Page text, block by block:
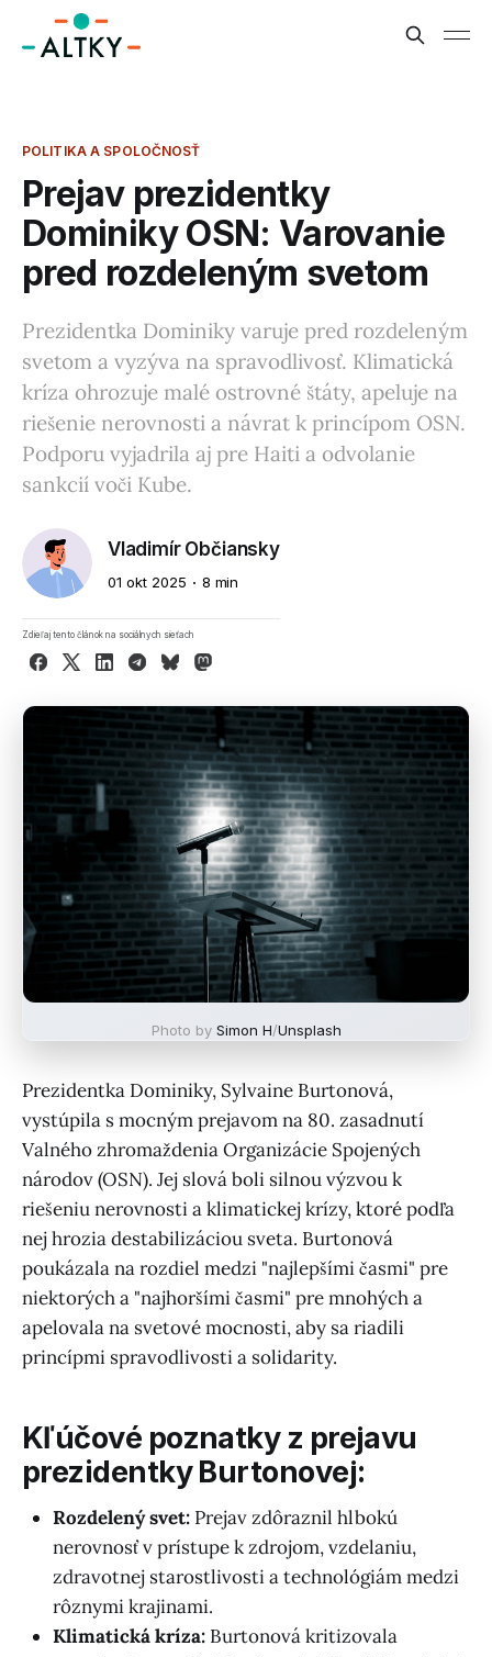
POLITIKA A SPOLOČNOSŤ
Prejav prezidentky
Dominiky OSN: Varovanie
pred rozdeleným svetom
Prezidentka Dominiky varuje pred rozdeleným
svetom a vyzýva na spravodlivosť. Klimatická
kríza ohrozuje malé ostrovné štáty, apeluje na
riešenie nerovnosti a návrat k princípom OSN.
Podporu vyjadrila aj pre Haiti a odvolanie
sankcií voči Kube.
Vladimír Občiansky
01 okt 2025 8 min
Zdieľaj tento článok na sociálnych sieťach
Facebook
X LinkedInTelegram
BlueskyMastodon
Photo by Simon H/Unsplash
Prezidentka Dominiky, Sylvaine Burtonová,
vystúpila s mocným prejavom na 80. zasadnutí
Valného zhromaždenia Organizácie Spojených
národov (OSN). Jej slová boli silnou výzvou k
riešeniu nerovnosti a klimatickej krízy, ktoré podľa
nej hrozia destabilizáciou sveta. Burtonová
poukázala na rozdiel medzi "najlepšími časmi" pre
niektorých a "najhoršími časmi" pre mnohých a
apelovala na svetové mocnosti, aby sa riadili
princípmi spravodlivosti a solidarity.
Kľúčové poznatky z prejavu
prezidentky Burtonovej:
Rozdelený svet: Prejav zdôraznil hlbokú
nerovnosť v prístupe k zdrojom, vzdelaniu,
zdravotnej starostlivosti a technológiám medzi
rôznymi krajinami.
Klimatická kríza: Burtonová kritizovala